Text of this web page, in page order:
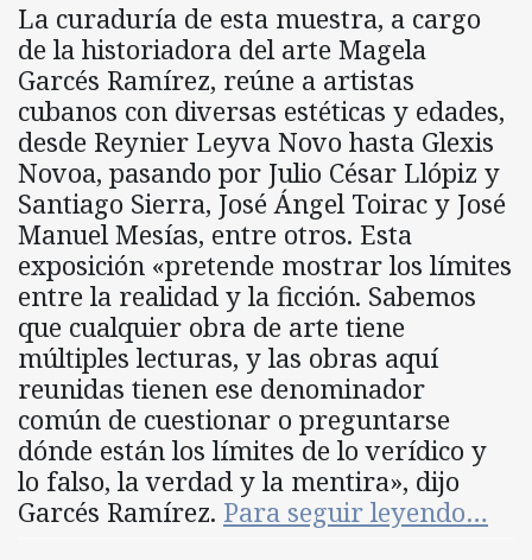
La curaduría de esta muestra, a cargo
de la historiadora del arte Magela
Garcés Ramírez, reúne a artistas
cubanos con diversas estéticas y edades,
desde Reynier Leyva Novo hasta Glexis
Novoa, pasando por Julio César Llópiz y
Santiago Sierra, José Ángel Toirac y José
Manuel Mesías, entre otros. Esta
exposición «pretende mostrar los límites
entre la realidad y la ficción. Sabemos
que cualquier obra de arte tiene
múltiples lecturas, y las obras aquí
reunidas tienen ese denominador
común de cuestionar o preguntarse
dónde están los límites de lo verídico y
lo falso, la verdad y la mentira», dijo
Garcés Ramírez. Para seguir leyendo…